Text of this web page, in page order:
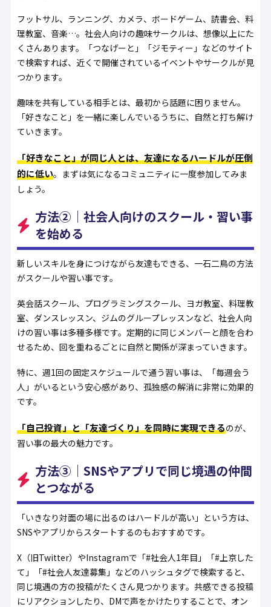
フットサル、ランニング、カメラ、ボードゲーム、読書会、料
理教室、音楽…。社会人向けの趣味サークルは、想像以上にた
くさんあります。「つなげーと」「ジモティー」などのサイト
で検索すれば、近くで開催されているイベントやサークルが見
つかります。
趣味を共有している相手とは、最初から話題に困りません。
「好きなこと」を一緒に楽しんでいるうちに、自然と打ち解け
ていきます。
「好きなこと」が同じ人とは、友達になるハードルが圧倒
的に低い。まずは気になるコミュニティに一度参加してみま
しょう。
方法②｜社会人向けのスクール・習い事
を始める
新しいスキルを身につけながら友達もできる、一石二鳥の方法
がスクールや習い事です。
英会話スクール、プログラミングスクール、ヨガ教室、料理教
室、ダンスレッスン、ジムのグループレッスンなど、社会人向
けの習い事は多種多様です。定期的に同じメンバーと顔を合わ
せるため、回を重ねるごとに自然と関係が深まっていきます。
特に、週1回の固定スケジュールで通う習い事は、「毎週会う
人」がいるという安心感があり、孤独感の解消に非常に効果的
です。
「自己投資」と「友達づくり」を同時に実現できるのが、
習い事の最大の魅力です。
方法③｜SNSやアプリで同じ境遇の仲間
とつながる
「いきなり対面の場に出るのはハードルが高い」という方は、
SNSやアプリからスタートするのもおすすめです。
X（旧Twitter）やInstagramで「#社会人1年目」「#上京した
て」「#社会人友達募集」などのハッシュタグで検索すると、
同じ境遇の方の投稿がたくさん見つかります。共感できる投稿
にリアクションしたり、DMで声をかけたりすることで、オン